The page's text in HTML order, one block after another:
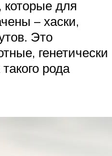
которые для
– хаски,
Это
генетически
рода